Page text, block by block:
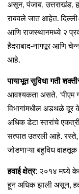
असून, पंजाब, उत्तराखंड,
राबवले जात आहेत. दिल्ली-
आणि राजस्थानमध्ये २
हैदराबाद-नागपूर आणि
आहे.
पायाभूत सुविधा गती
आवश्यकता असते. ‘पीएम
विभागांमधील अडथळे
अधिक डेटा स्तरांचे
सत्यात उतरली आहे.
जोडणाऱ्या बहुविध
हवाई क्षेत्र: २०१४ मध्ये
हून अधिक झाली असून,